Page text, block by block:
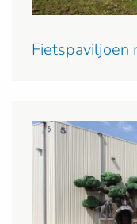
Fietspaviljoen